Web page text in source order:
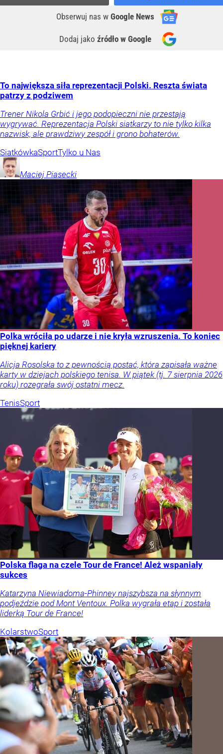
Obserwuj nas w Google News
Dodaj jako źródło w Google
To największa siła reprezentacji Polski. Reszta świata
patrzy z podziwem
Trener Nikola Grbić i jego podopieczni nie przestają
wygrywać. Reprezentacja Polski siatkarzy to nie tylko kilka
nazwisk, ale prawdziwy zespół i grono bohaterów.
SiatkówkaSportTylko u Nas
Maciej Piasecki
Polka wróciła po udarze i nie kryła wzruszenia. To koniec
pięknej kariery
Alicja Rosolska to z pewnością postać, która zapisała ważne
karty w dziejach polskiego tenisa. W piątek (tj. 7 sierpnia 2026
roku) rozegrała swój ostatni mecz.
TenisSport
Polska flaga na czele Tour de France! Ależ wspaniały
sukces
Katarzyna Niewiadoma-Phinney najszybsza na słynnym
podjeździe pod Mont Ventoux. Polka wygrała etap i została
liderką Tour de France!
KolarstwoSport